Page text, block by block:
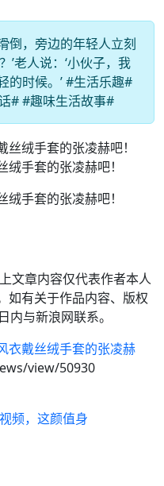
倒，旁边的年轻人立刻
’老人说：‘小伙子，我
的时候。’ #生活乐趣#
# #趣味生活故事#
手套的张凌赫吧！
手套的张凌赫吧！
文章内容仅代表作者本人
如有关于作品内容、版权
内与新浪网联系。
衣戴丝绒手套的张凌赫
view/50930
频，这颜值身